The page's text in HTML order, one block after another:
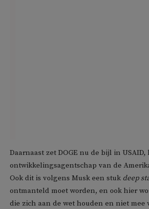
Daarnaast zet DOGE nu de bijl in
ontwikkelingsagentschap van de
Ook dit is volgens Musk een stuk deep
ontmanteld moet worden, en ook hier
die zich aan de wet houden en niet mee